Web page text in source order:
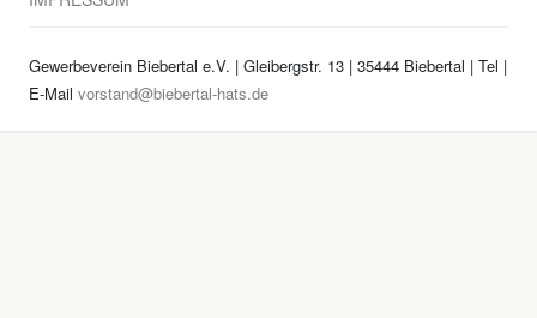
Gewerbeverein Biebertal e.V. | Gleibergstr. 13 | 35444 Biebertal | Tel |
E-Mail vorstand@biebertal-hats.de